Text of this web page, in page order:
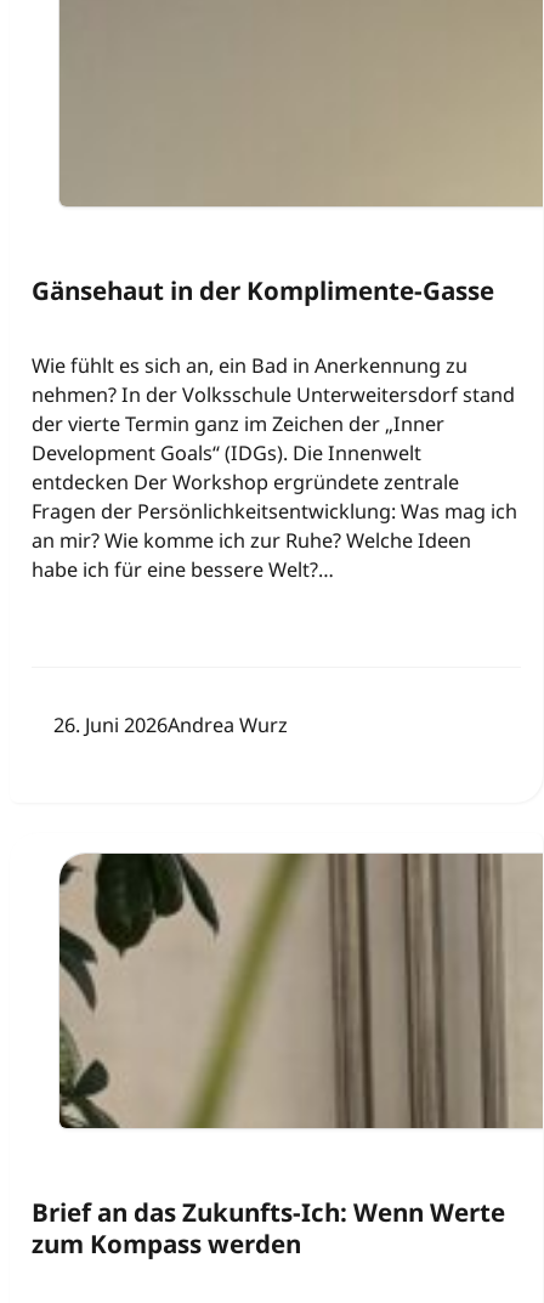
Gänsehaut in der Komplimente-Gasse
Wie fühlt es sich an, ein Bad in Anerkennung zu
nehmen? In der Volksschule Unterweitersdorf stand
der vierte Termin ganz im Zeichen der „Inner
Development Goals“ (IDGs). Die Innenwelt
entdecken Der Workshop ergründete zentrale
Fragen der Persönlichkeitsentwicklung: Was mag ich
an mir? Wie komme ich zur Ruhe? Welche Ideen
habe ich für eine bessere Welt?…
26. Juni 2026Andrea Wurz
Brief an das Zukunfts-Ich: Wenn Werte
zum Kompass werden